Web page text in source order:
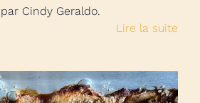
Cindy Geraldo.
Lire la suite